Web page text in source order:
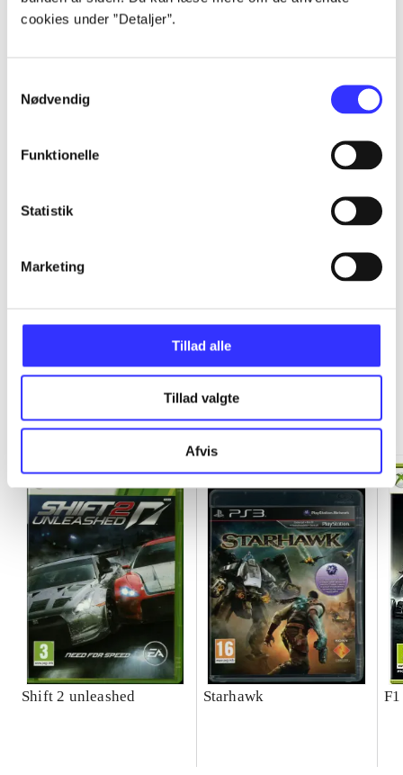
cookies under ”Detaljer”.
Nødvendig
Funktionelle
Statistik
Marketing
Tillad alle
Tillad valgte
Afvis
...
...
...
...
Shift 2 unleashed Starhawk